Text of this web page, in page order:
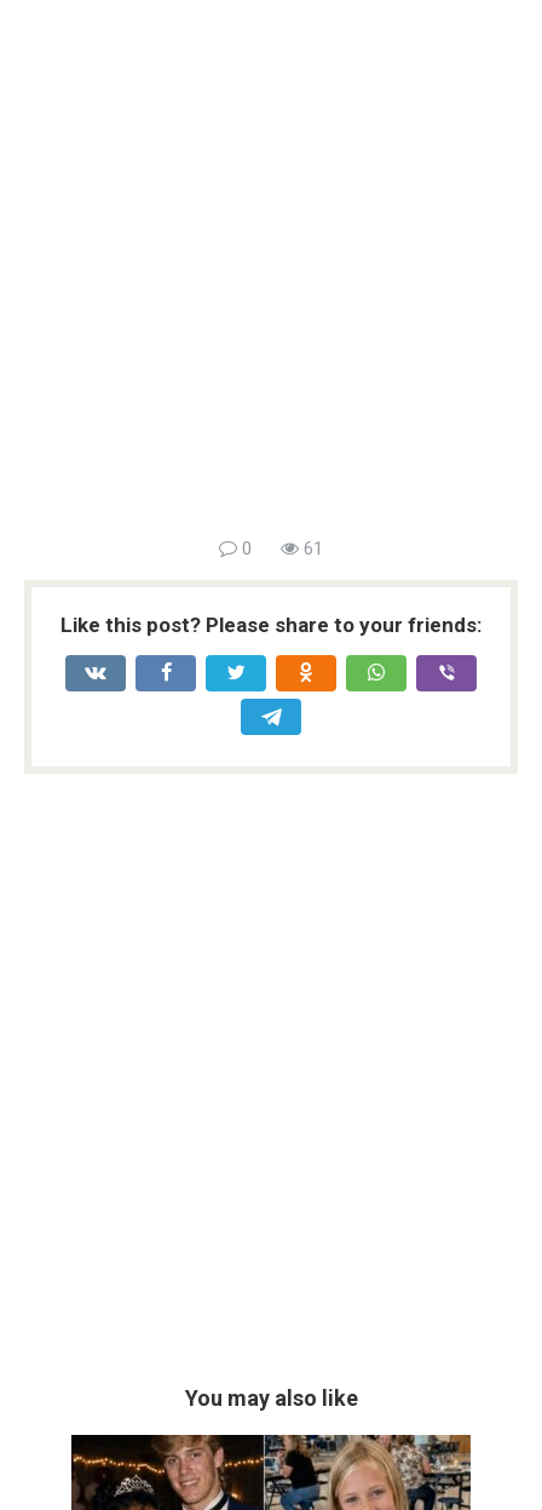
0 61
Like this post? Please share to your friends:
You may also like